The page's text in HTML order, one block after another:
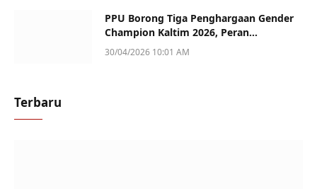
PPU Borong Tiga Penghargaan Gender
Champion Kaltim 2026, Peran
Perempuan Jadi Sorotan
30/04/2026 10:01 AM
Terbaru